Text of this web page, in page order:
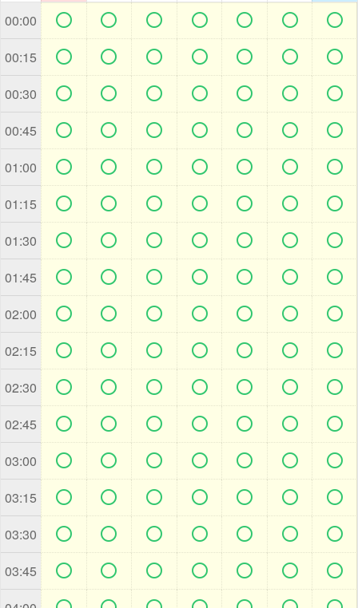
00:00       
00:15       
00:30       
00:45       
01:00       
01:15       
01:30       
01:45       
02:00       
02:15       
02:30       
02:45       
03:00       
03:15       
03:30       
03:45       